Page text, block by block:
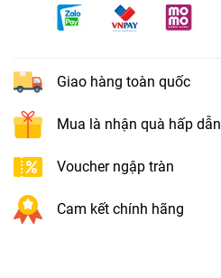
Giao hàng toàn quốc
Mua là nhận quà hấp dẫn
Voucher ngập tràn
Cam kết chính hãng